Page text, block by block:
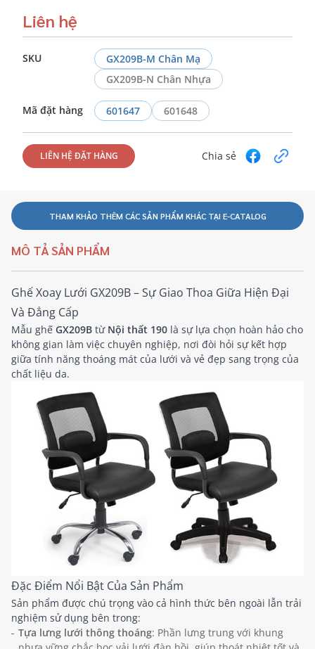
Liên hệ
SKU
GX209B-M Chân Mạ
GX209B-N Chân Nhựa
Mã đặt hàng 601647 601648
LIÊN HỆ ĐẶT HÀNG Chia sẻ
THAM KHẢO THÊM CÁC SẢN PHẨM KHÁC TẠI E-CATALOG
MÔ TẢ SẢN PHẨM
Ghế Xoay Lưới GX209B – Sự Giao Thoa Giữa Hiện Đại
Và Đẳng Cấp
Mẫu ghế GX209B từ Nội thất 190 là sự lựa chọn hoàn hảo cho
không gian làm việc chuyên nghiệp, nơi đòi hỏi sự kết hợp
giữa tính năng thoáng mát của lưới và vẻ đẹp sang trọng của
chất liệu da.
Đặc Điểm Nổi Bật Của Sản Phẩm
Sản phẩm được chú trọng vào cả hình thức bên ngoài lẫn trải
nghiệm sử dụng bên trong:
Tựa lưng lưới thông thoáng: Phần lưng trung với khung